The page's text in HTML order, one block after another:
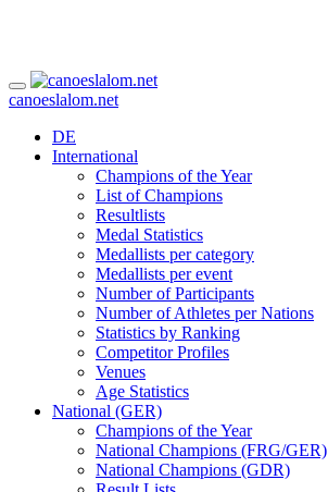
canoeslalom.net
DE
International
Champions of the Year
List of Champions
Resultlists
Medal Statistics
Medallists per category
Medallists per event
Number of Participants
Number of Athletes per Nations
Statistics by Ranking
Competitor Profiles
Venues
Age Statistics
National (GER)
Champions of the Year
National Champions (FRG/GER)
National Champions (GDR)